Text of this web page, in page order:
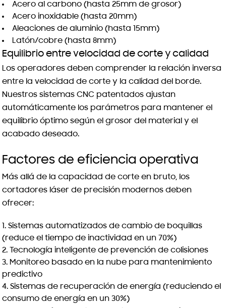
Acero al carbono (hasta 25mm de grosor)
Acero inoxidable (hasta 20mm)
Aleaciones de aluminio (hasta 15mm)
Latón/cobre (hasta 8mm)
Equilibrio entre velocidad de corte y calidad
Los operadores deben comprender la relación inversa
entre la velocidad de corte y la calidad del borde.
Nuestros sistemas CNC patentados ajustan
automáticamente los parámetros para mantener el
equilibrio óptimo según el grosor del material y el
acabado deseado.
Factores de eficiencia operativa
Más allá de la capacidad de corte en bruto, los
cortadores láser de precisión modernos deben
ofrecer:
Sistemas automatizados de cambio de boquillas
(reduce el tiempo de inactividad en un 70%)
Tecnología inteligente de prevención de colisiones
Monitoreo basado en la nube para mantenimiento
predictivo
Sistemas de recuperación de energía (reduciendo el
consumo de energía en un 30%)